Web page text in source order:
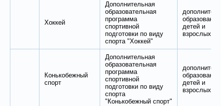
Хоккей
Дополнительная
образовательная
программа
спортивной
подготовки по виду
спорта "Хоккей"
образование
детей и
взрослых
Конькобежный
спорт
Дополнительная
образовательная
программа
спортивной
подготовки по виду
спорта
"Конькобежный спорт"
образование
детей и
взрослых